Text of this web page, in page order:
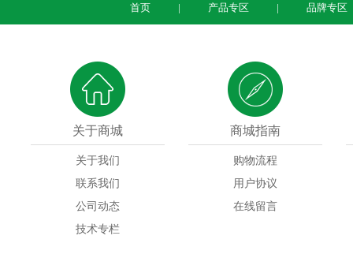
首页 产品专区 品牌专区
关于商城
关于我们
联系我们
公司动态
技术专栏
商城指南
购物流程
用户协议
在线留言